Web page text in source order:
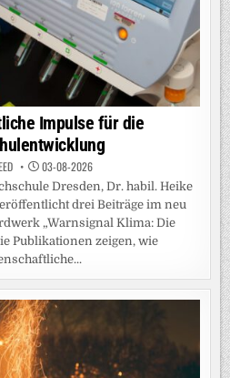
Impulse für die
03-08-2026
Dresden, Dr. habil. Heike
drei Beiträge im neu
„Warnsignal Klima: Die
Publikationen zeigen, wie